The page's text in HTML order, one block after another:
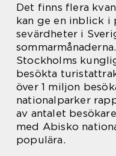
Det finns flera
kan ge en inblick i
sevärdheter i
Stockholms
besökta
över 1 miljon
nationalparker
av antalet
med Abisko
populära.